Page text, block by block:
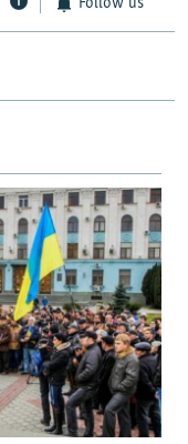
Follow us